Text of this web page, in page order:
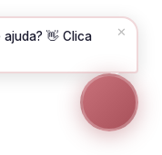
ajuda? 👋 Clica
✕